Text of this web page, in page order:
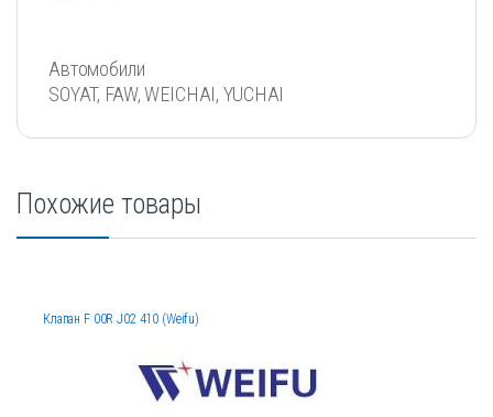
Автомобили
SOYAT, FAW, WEICHAI, YUCHAI
Похожие товары
Клапан F 00R J02 410 (Weifu)